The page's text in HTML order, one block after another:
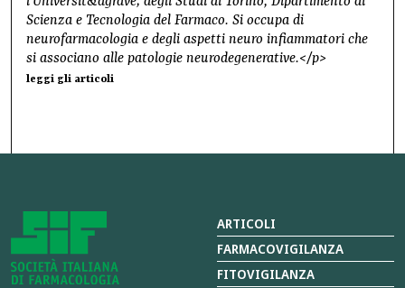
Scienza e Tecnologia del Farmaco. Si occupa di
neurofarmacologia e degli aspetti neuro infiammatori che
si associano alle patologie neurodegenerative.</p>
leggi gli articoli
ARTICOLI
FARMACOVIGILANZA
FITOVIGILANZA